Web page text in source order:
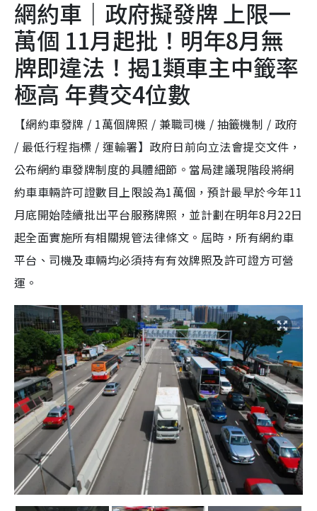
網約車｜政府擬發牌 上限一
萬個 11月起批！明年8月無
牌即違法！揭1類車主中籤率
極高 年費交4位數
【網約車發牌 / 1萬個牌照 / 兼職司機 / 抽籤機制 / 政府
/ 最低行程指標 / 運輸署】政府日前向立法會提交文件，
公布網約車發牌制度的具體細節。當局建議現階段將網
約車車輛許可證數目上限設為1萬個，預計最早於今年11
月底開始陸續批出平台服務牌照，並計劃在明年8月22日
起全面實施所有相關規管法律條文。屆時，所有網約車
平台、司機及車輛均必須持有有效牌照及許可證方可營
運。